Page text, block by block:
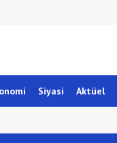
Siyasi Aktüel